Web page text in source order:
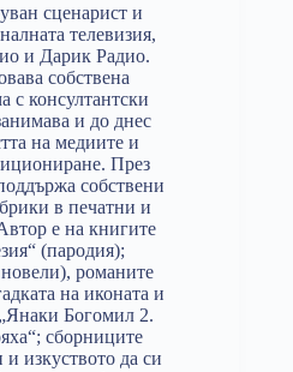
сценарист и
телевизия,
и Дарик Радио.
собствена
с консултантски
и до днес
на медиите и
През
собствени
в печатни и
е на книгите
(пародия);
романите
на иконата и
Богомил 2.
сборниците
изкуството да си